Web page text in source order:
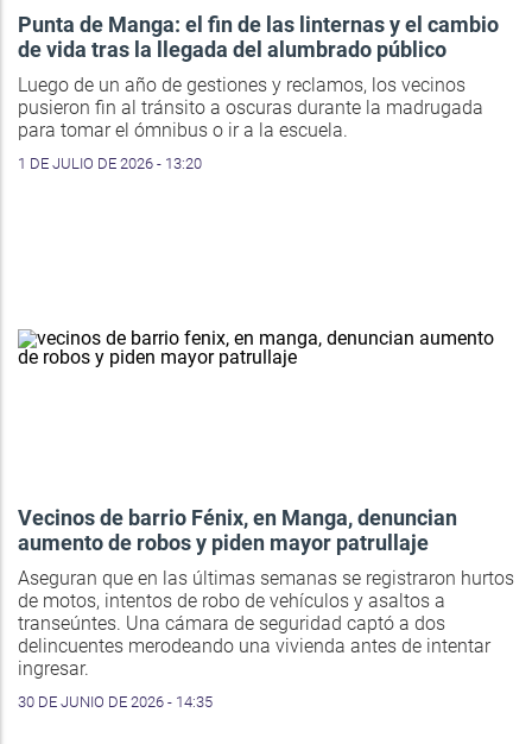
Punta de Manga: el fin de las linternas y el cambio
de vida tras la llegada del alumbrado público
Luego de un año de gestiones y reclamos, los vecinos
pusieron fin al tránsito a oscuras durante la madrugada
para tomar el ómnibus o ir a la escuela.
1 DE JULIO DE 2026 - 13:20
Vecinos de barrio Fénix, en Manga, denuncian
aumento de robos y piden mayor patrullaje
Aseguran que en las últimas semanas se registraron hurtos
de motos, intentos de robo de vehículos y asaltos a
transeúntes. Una cámara de seguridad captó a dos
delincuentes merodeando una vivienda antes de intentar
ingresar.
30 DE JUNIO DE 2026 - 14:35